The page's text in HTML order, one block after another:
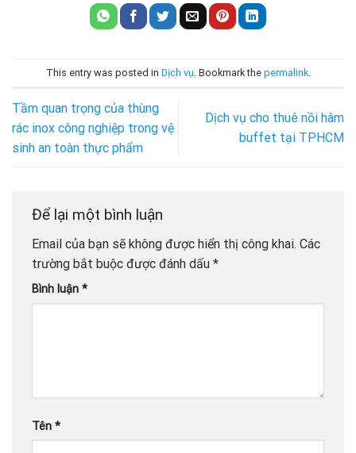
This entry was posted in Dịch vụ. Bookmark the permalink.
Tầm quan trọng của thùng
rác inox công nghiệp trong vệ
sinh an toàn thực phẩm
Dịch vụ cho thuê nồi hâm
buffet tại TPHCM
Để lại một bình luận
Email của bạn sẽ không được hiển thị công khai. Các
trường bắt buộc được đánh dấu *
Bình luận *
Tên *